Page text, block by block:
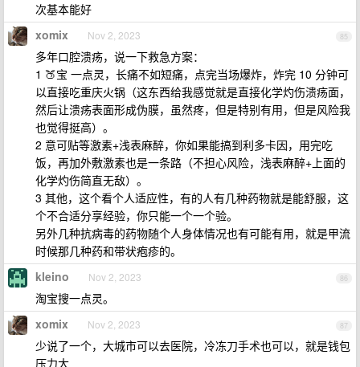
次基本能好
85
xomix Nov 2, 2023
多年口腔溃疡，说一下救急方案：
1 🍑宝 一点灵，长痛不如短痛，点完当场爆炸，炸完 10 分钟可
以直接吃重庆火锅（这东西给我感觉就是直接化学灼伤溃疡面，
然后让溃疡表面形成伪膜，虽然疼，但是特别有用，但是风险我
也觉得挺高）。
2 意可贴等激素+浅表麻醉，你如果能搞到利多卡因，用完吃
饭，再加外敷激素也是一条路（不担心风险，浅表麻醉+上面的
化学灼伤简直无敌）。
3 其他，这个看个人适应性，有的人有几种药物就是能舒服，这
个不合适分享经验，你只能一个一个验。
另外几种抗病毒的药物随个人身体情况也有可能有用，就是甲流
时候那几种药和带状疱疹的。
86
kleino Nov 2, 2023
淘宝搜一点灵。
87
xomix Nov 2, 2023
少说了一个，大城市可以去医院，冷冻刀手术也可以，就是钱包
压力大